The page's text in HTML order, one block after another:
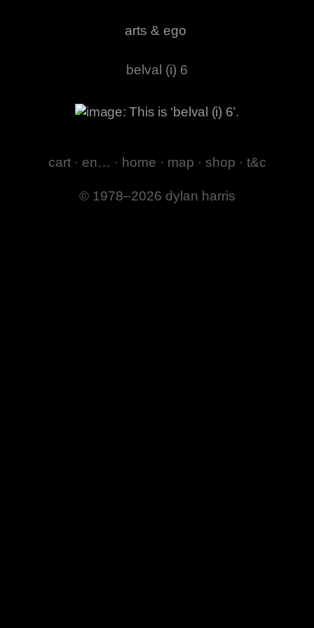
arts & ego
belval (i) 6
cart · en… · home · map · shop · t&c
© 1978–2026 dylan harris